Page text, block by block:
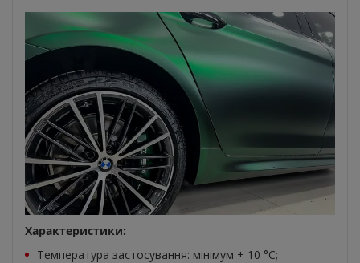
Характеристики:
Температура застосування: мінімум + 10 °C;